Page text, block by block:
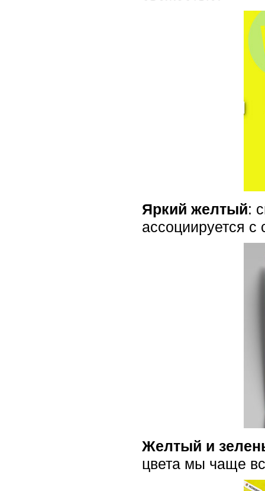
Яркий желтый:
ассоциируется
Желтый и
цвета мы чаще